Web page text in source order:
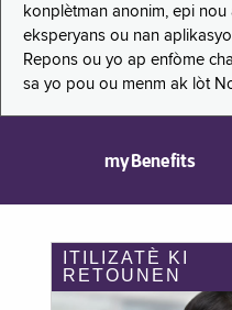
konplètman anonim, epi
eksperyans ou nan
Repons ou yo ap enfòme
sa yo pou ou menm ak lòt
myBenefits
ITILIZATÈ KI
RETOUNEN